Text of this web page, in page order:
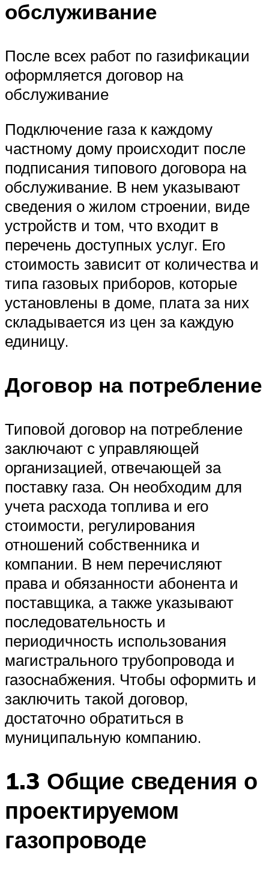
обслуживание
После всех работ по газификации
оформляется договор на
обслуживание
Подключение газа к каждому
частному дому происходит после
подписания типового договора на
обслуживание. В нем указывают
сведения о жилом строении, виде
устройств и том, что входит в
перечень доступных услуг. Его
стоимость зависит от количества и
типа газовых приборов, которые
установлены в доме, плата за них
складывается из цен за каждую
единицу.
Договор на потребление
Типовой договор на потребление
заключают с управляющей
организацией, отвечающей за
поставку газа. Он необходим для
учета расхода топлива и его
стоимости, регулирования
отношений собственника и
компании. В нем перечисляют
права и обязанности абонента и
поставщика, а также указывают
последовательность и
периодичность использования
магистрального трубопровода и
газоснабжения. Чтобы оформить и
заключить такой договор,
достаточно обратиться в
муниципальную компанию.
1.3 Общие сведения о
проектируемом
газопроводе